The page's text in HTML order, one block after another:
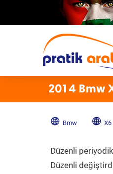
2014 Bmw
Bmw X6
Düzenli
Düzenli